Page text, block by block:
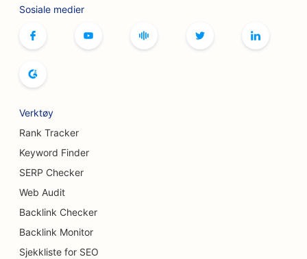
SEO for brødbakerier
SEO for brystforstørrelsestjenester
SEO for bufférestauranter
SEO for burgerbiler
SEO for kakebutikker
Sosiale medier
Verktøy
Rank Tracker
Keyword Finder
SERP Checker
Web Audit
Backlink Checker
Backlink Monitor
Sjekkliste for SEO